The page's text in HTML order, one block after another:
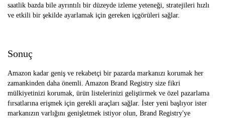
saatlik bazda bile ayrıntılı bir düzeyde izleme yeteneği, stratejileri hızlı
ve etkili bir şekilde ayarlamak için gereken içgörüleri sağlar.
Sonuç
Amazon kadar geniş ve rekabetçi bir pazarda markanızı korumak her
zamankinden daha önemli. Amazon Brand Registry size fikri
mülkiyetinizi korumak, ürün listelerinizi geliştirmek ve özel pazarlama
fırsatlarına erişmek için gerekli araçları sağlar. İster yeni başlıyor ister
markanızın varlığını genişletmek istiyor olun, Brand Registry'ye